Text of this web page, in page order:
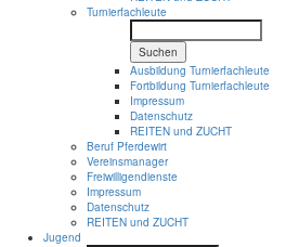
Turnierfachleute
Suchen
Ausbildung Turnierfachleute
Fortbildung Turnierfachleute
Impressum
Datenschutz
REITEN und ZUCHT
Beruf Pferdewirt
Vereinsmanager
Freiwilligendienste
Impressum
Datenschutz
REITEN und ZUCHT
Jugend